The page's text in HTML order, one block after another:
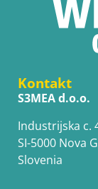
Kontakt
S3MEA d.o.o.
Industrijska c.
SI-5000 Nova
Slovenia